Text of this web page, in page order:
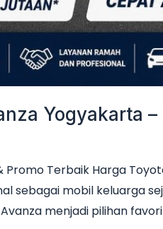
Yogyakarta
Terbaik Harga
sebagai mobil keluarga
menjadi pilihan